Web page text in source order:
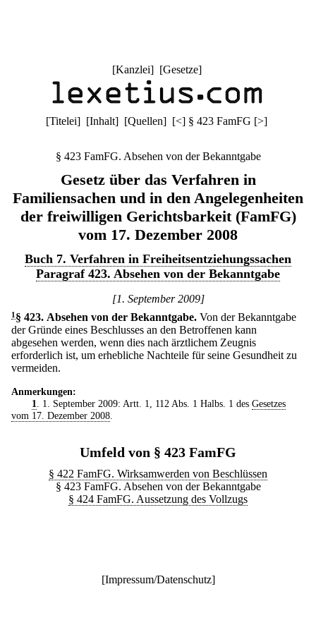
[Kanzlei] [Gesetze]
[Titelei] [Inhalt] [Quellen] [<] § 423 FamFG [>]
§ 423 FamFG. Absehen von der Bekanntgabe
Gesetz über das Verfahren in
Familiensachen und in den Angelegenheiten
der freiwilligen Gerichtsbarkeit (FamFG)
vom 17. Dezember 2008
Buch 7. Verfahren in Freiheitsentziehungssachen
Paragraf 423. Absehen von der Bekanntgabe
[1. September 2009]
1 § 423. Absehen von der Bekanntgabe. Von der Bekanntgabe
der Gründe eines Beschlusses an den Betroffenen kann
abgesehen werden, wenn dies nach ärztlichem Zeugnis
erforderlich ist, um erhebliche Nachteile für seine Gesundheit zu
vermeiden.
Anmerkungen:
1
. 1. September 2009: Artt. 1, 112 Abs. 1 Halbs. 1 des Gesetzes
vom 17. Dezember 2008
Umfeld von § 423 FamFG
§ 422 FamFG. Wirksamwerden von Beschlüssen
§ 423 FamFG. Absehen von der Bekanntgabe
§ 424 FamFG. Aussetzung des Vollzugs
[Impressum/Datenschutz]